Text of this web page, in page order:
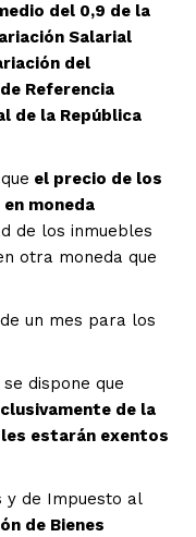
del 0,9 de la
Salarial
del
Referencia
de la República
el precio de los
moneda
de los inmuebles
otra moneda que
un mes para los
dispone que
de la
estarán exentos
y de Impuesto al
de Bienes